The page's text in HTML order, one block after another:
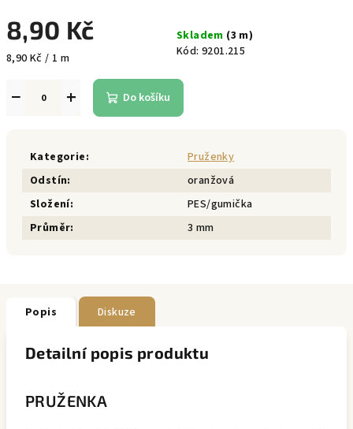
8,90 Kč
Měrná
8,90 Kč / 1 m
Skladem (3 m)
Kód: 9201.215
+
− Do košíku
Kategorie:
Pruženky
Odstín:
oranžová
Složení:
PES/gumička
Průměr: 3 mm
Popis Diskuze
Detailní popis produktu
PRUŽENKA